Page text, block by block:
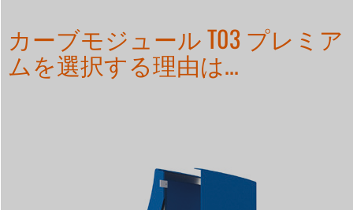
カーブモジュール T03 プレミア
ムを選択する理由は...